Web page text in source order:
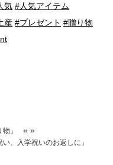
気 #人気アイテム
産 #プレゼント #贈り物
«
」
、入学祝いのお返しに」
»